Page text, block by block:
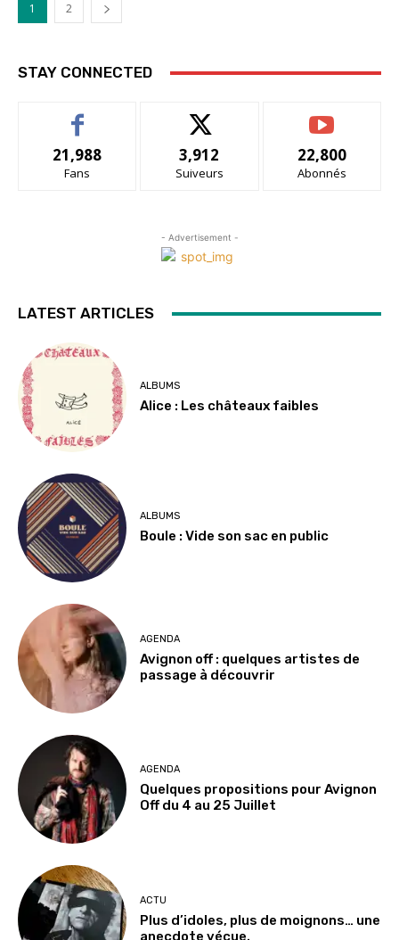
1 2
STAY CONNECTED
21,988
Fans
3,912
Suiveurs
22,800
Abonnés
- Advertisement -
LATEST ARTICLES
ALBUMS
Alice : Les châteaux faibles
ALBUMS
Boule : Vide son sac en public
AGENDA
Avignon off : quelques artistes de
passage à découvrir
AGENDA
Quelques propositions pour Avignon
Off du 4 au 25 Juillet
ACTU
Plus d’idoles, plus de moignons… une
anecdote vécue.